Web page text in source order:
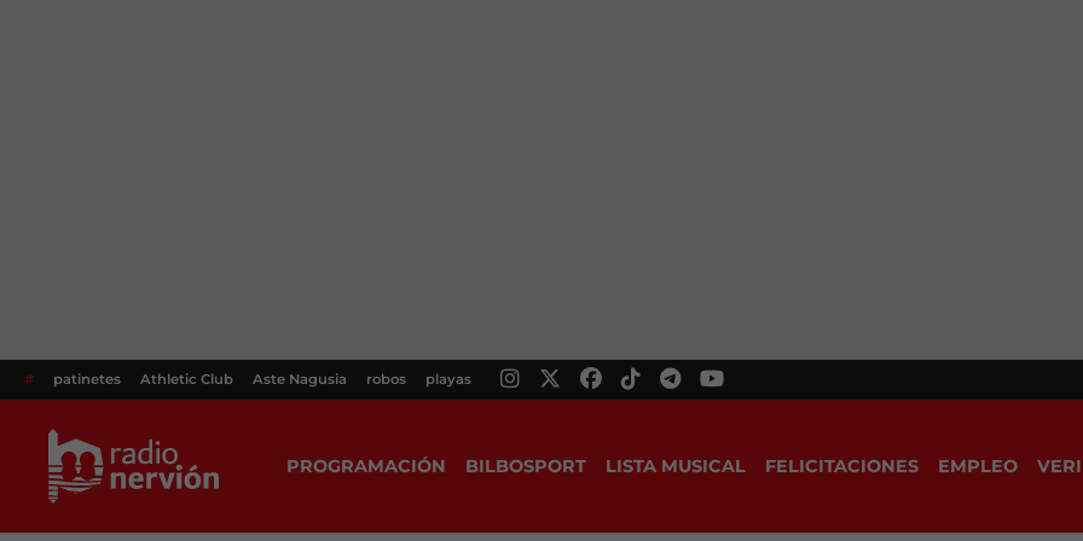
# patinetes Athletic Club Aste Nagusia robos playas
PROGRAMACIÓN BILBOSPORT LISTA MUSICAL FELICITACIONES EMPLEO